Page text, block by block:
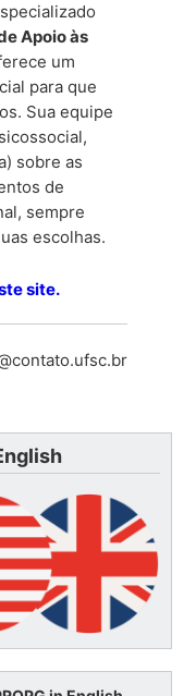
Apoio às
um
para que
Sua equipe
sobre as
de
sempre
escolhas.
site.